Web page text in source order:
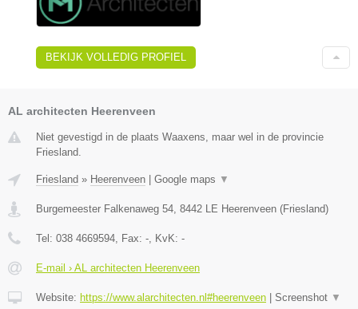
BEKIJK VOLLEDIG PROFIEL
AL architecten Heerenveen
Niet gevestigd in de plaats Waaxens, maar wel in de provincie
Friesland.
Friesland » Heerenveen Google maps ▼
Burgemeester Falkenaweg 54, 8442 LE Heerenveen (Friesland)
Tel: 038 4669594, Fax: -, KvK: -
E-mail › AL architecten Heerenveen
Website: https://www.alarchitecten.nl#heerenveen Screenshot ▼